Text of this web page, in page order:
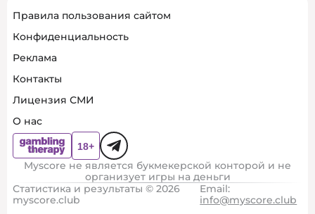
Правила пользования сайтом
Конфиденциальность
Реклама
Контакты
Лицензия СМИ
О нас
Myscore не является букмекерской конторой и не
организует игры на деньги
Статистика и результаты © 2026
myscore.club
Email:
info@myscore.club